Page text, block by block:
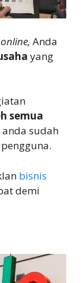
online, Anda
yang
semua
sudah
bisnis
demi